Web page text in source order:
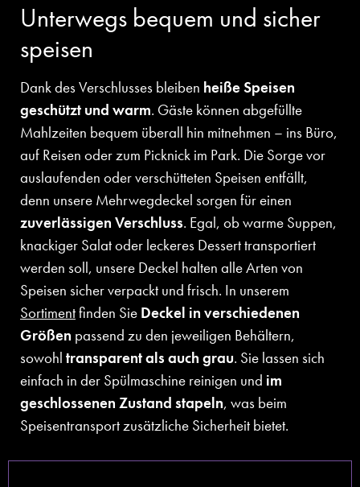
Unterwegs bequem und sicher
speisen
Dank des Verschlusses bleiben heiße Speisen
geschützt und warm. Gäste können abgefüllte
Mahlzeiten bequem überall hin mitnehmen – ins Büro,
auf Reisen oder zum Picknick im Park. Die Sorge vor
auslaufenden oder verschütteten Speisen entfällt,
denn unsere Mehrwegdeckel sorgen für einen
zuverlässigen Verschluss. Egal, ob warme Suppen,
knackiger Salat oder leckeres Dessert transportiert
werden soll, unsere Deckel halten alle Arten von
Speisen sicher verpackt und frisch. In unserem
Sortimentfinden Sie Deckel in verschiedenen
Größen passend zu den jeweiligen Behältern,
sowohl transparent als auch grau. Sie lassen sich
einfach in der Spülmaschine reinigen und im
geschlossenen Zustand stapeln, was beim
Speisentransport zusätzliche Sicherheit bietet.